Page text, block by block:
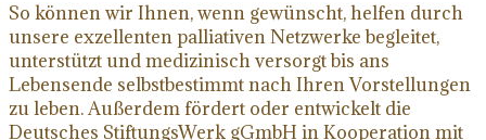
So können wir Ihnen, wenn gewünscht, helfen durch
unsere exzellenten palliativen Netzwerke begleitet,
unterstützt und medizinisch versorgt bis ans
Lebensende selbstbestimmt nach Ihren Vorstellungen
zu leben. Außerdem fördert oder entwickelt die
Deutsches StiftungsWerk gGmbH in Kooperation mit